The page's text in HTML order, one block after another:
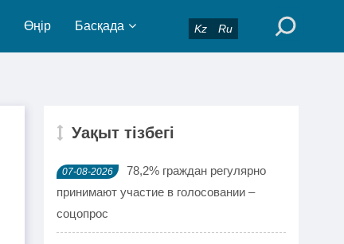
Kz Ru
Өңір Басқада
Уақыт тізбегі
07-08-2026
78,2% граждан регулярно
принимают участие в голосовании –
соцопрос